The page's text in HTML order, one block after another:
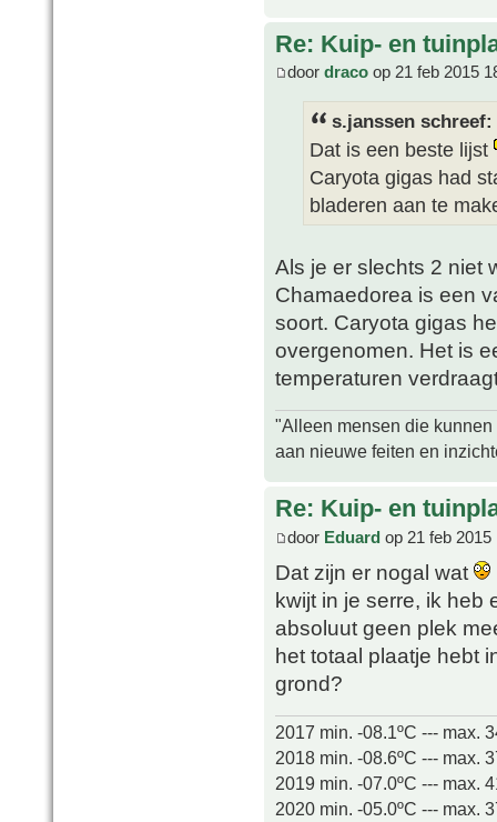
Re: Kuip- en
door draco op 21 feb 2015
s.janssen schreef:
Dat is een beste lijst
Caryota gigas had
bladeren aan te
Als je er slechts 2 niet
Chamaedorea is een
soort. Caryota gigas
overgenomen. Het is
temperaturen
"Alleen mensen die
aan nieuwe feiten en
Re: Kuip- en
door Eduard op 21 feb 2015
Dat zijn er nogal wat
kwijt in je serre, ik heb
absoluut geen plek
het totaal plaatje hebt
grond?
2017 min. -08.1ºC --- max.
2018 min. -08.6ºC --- max.
2019 min. -07.0ºC --- max.
2020 min. -05.0ºC --- max.